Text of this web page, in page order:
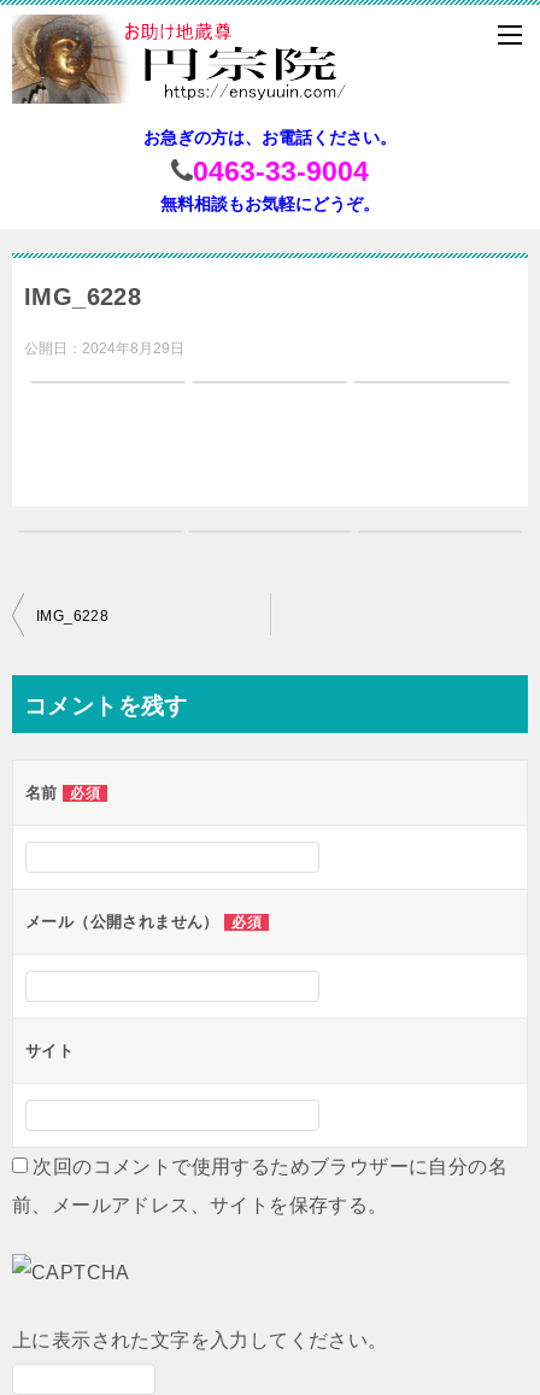
お急ぎの方は、お電話ください。
0463-33-9004
無料相談もお気軽にどうぞ。
IMG_6228
公開日： 2024年8月29日
投
ビ
ー
シ
ン
IMG_6228
コメントを残す
名前 必須
メール（公開されません） 必須
サイト
次回のコメントで使用するためブラウザーに自分の名
前、メールアドレス、サイトを保存する。
上に表示された文字を入力してください。